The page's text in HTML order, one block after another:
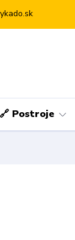
🔗 Postroje